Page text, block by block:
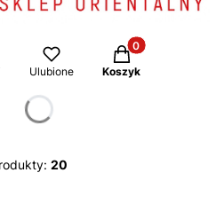
wyszukiwarkę
Ulubione
Produkty w
Koszyk
20